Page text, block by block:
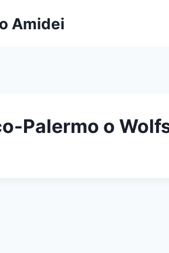
Amidei
Palermo o